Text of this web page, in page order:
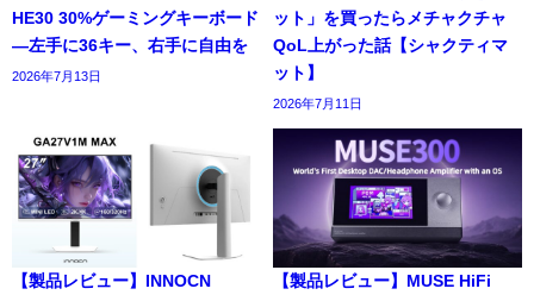
HE30 30%ゲーミングキーボード
―左手に36キー、右手に自由を
2026年7月13日
ット」を買ったらメチャクチャ
QoL上がった話【シャクティマ
ット】
2026年7月11日
【製品レビュー】INNOCN
【製品レビュー】MUSE HiFi